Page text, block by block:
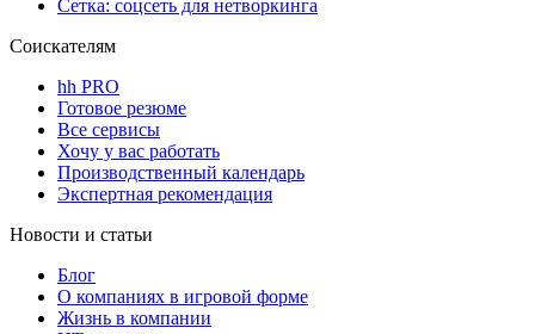
Сетка: соцсеть для нетворкинга
Соискателям
hh PRO
Готовое резюме
Все сервисы
Хочу у вас работать
Производственный календарь
Экспертная рекомендация
Новости и статьи
Блог
О компаниях в игровой форме
Жизнь в компании